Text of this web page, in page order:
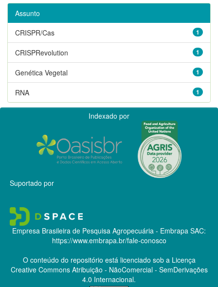
Assunto
1
CRISPR/Cas
1
CRISPRevolution
1
Genética Vegetal
1
RNA
Indexado por
Suportado por
Empresa Brasileira de Pesquisa Agropecuária - Embrapa SAC:
https://www.embrapa.br/fale-conosco
O conteúdo do repositório está licenciado sob a Licença
Creative CommonsAtribuição - NãoComercial - SemDerivações
4.0 Internacional.